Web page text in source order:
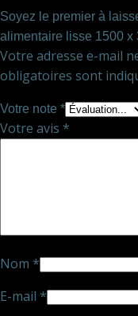
Soyez le premier à
alimentaire lisse 1500 x
Votre adresse e-mail
obligatoires sont
Votre note *
Votre avis *
Nom *
E-mail *